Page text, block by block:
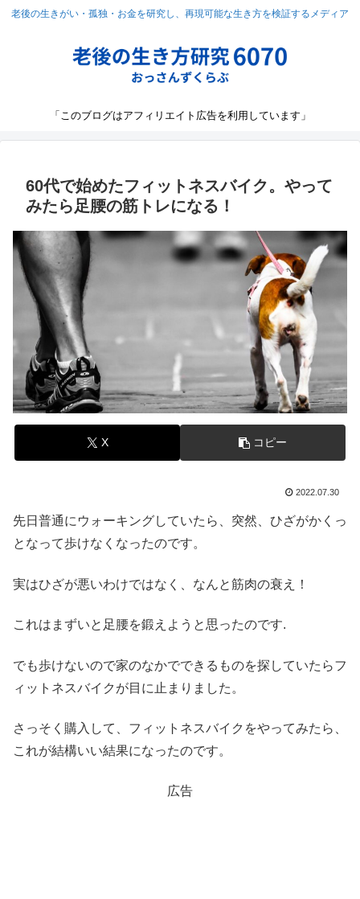
老後の生きがい・孤独・お金を研究し、再現可能な生き方を検証するメディア
「このブログはアフィリエイト広告を利用しています」
60代で始めたフィットネスバイク。やって
みたら足腰の筋トレになる！
X コピー
2022.07.30
先日普通にウォーキングしていたら、突然、ひざがかくっ
となって歩けなくなったのです。
実はひざが悪いわけではなく、なんと筋肉の衰え！
これはまずいと足腰を鍛えようと思ったのです.
でも歩けないので家のなかでできるものを探していたらフ
ィットネスバイクが目に止まりました。
さっそく購入して、フィットネスバイクをやってみたら、
これが結構いい結果になったのです。
広告